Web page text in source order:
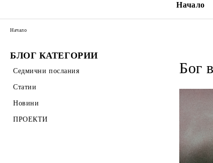
Начало
БЛОГ КАТЕГОРИИ
Седмични послания
Статии
Новини
ПРОЕКТИ
Начало
Бог